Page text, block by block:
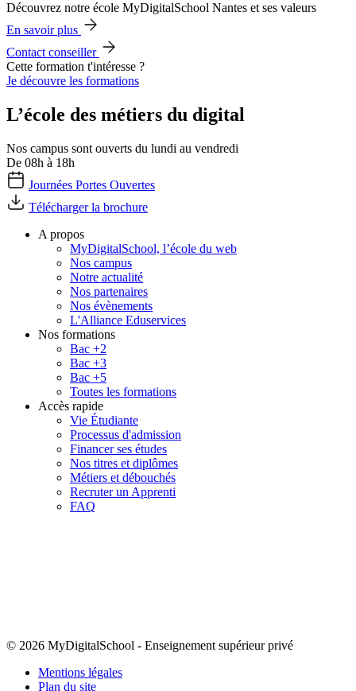
Découvrez notre école MyDigitalSchool Nantes et ses valeurs
En savoir plus
Contact conseiller
Cette formation t'intéresse ?
Je découvre les formations
L’école des métiers du digital
Nos campus sont ouverts du lundi au vendredi
De 08h à 18h
Journées Portes Ouvertes
Télécharger la brochure
A propos
MyDigitalSchool, l’école du web
Nos campus
Notre actualité
Nos partenaires
Nos évènements
L'Alliance Eduservices
Nos formations
Bac +2
Bac +3
Bac +5
Toutes les formations
Accès rapide
Vie Étudiante
Processus d'admission
Financer ses études
Nos titres et diplômes
Métiers et débouchés
Recruter un Apprenti
FAQ
© 2026 MyDigitalSchool - Enseignement supérieur privé
Mentions légales
Plan du site